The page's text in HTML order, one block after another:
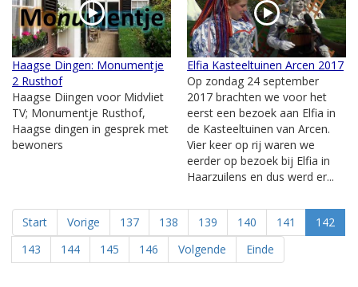
Haagse Dingen: Monumentje
2 Rusthof
Haagse Diingen voor Midvliet
TV; Monumentje Rusthof,
Haagse dingen in gesprek met
bewoners
Elfia Kasteeltuinen Arcen 2017
Op zondag 24 september
2017 brachten we voor het
eerst een bezoek aan Elfia in
de Kasteeltuinen van Arcen.
Vier keer op rij waren we
eerder op bezoek bij Elfia in
Haarzuilens en dus werd er...
Start Vorige 137 138 139 140 141
142
143
144 145 146 Volgende Einde